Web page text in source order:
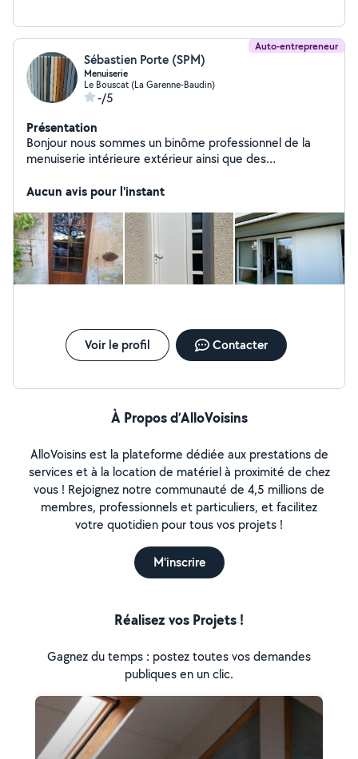
rénovation Pose de parquet stratifié, cloué, collé
Auto-entrepreneur
Sébastien Porte (SPM)
Menuiserie
Le Bouscat (La Garenne-Baudin)
-/5
Présentation
Bonjour nous sommes un binôme professionnel de la
menuiserie intérieure extérieur ainsi que des
de dressing et cuisine
Aucun avis pour l'instant
Voir le profil Contacter
À Propos d’AlloVoisins
AlloVoisins est la plateforme dédiée aux prestations de
services et à la location de matériel à proximité de chez
vous ! Rejoignez notre communauté de 4,5 millions de
membres, professionnels et particuliers, et facilitez
votre quotidien pour tous vos projets !
M'inscrire
Réalisez vos Projets !
Gagnez du temps : postez toutes vos demandes
publiques en un clic.